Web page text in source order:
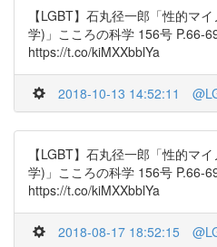
【LGBT】石丸径一郎「性的マ
学)」こころの科学 156号 P.66-
https://t.co/kiMXXbblYa
2018-10-13 14:52:11
【LGBT】石丸径一郎「性的マ
学)」こころの科学 156号 P.66-
https://t.co/kiMXXbblYa
2018-08-17 18:52:15